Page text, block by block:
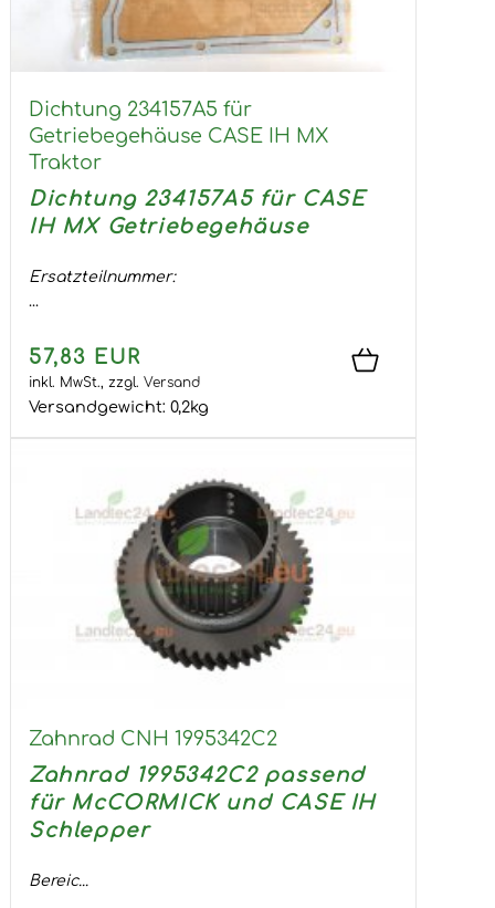
Dichtung 234157A5 für
Getriebegehäuse CASE IH MX
Traktor
Dichtung 234157A5 für CASE
IH MX Getriebegehäuse
Ersatzteilnummer:
...
57,83 EUR
inkl. MwSt., zzgl. Versand
Versandgewicht: 0,2kg
Zahnrad CNH 1995342C2
Zahnrad 1995342C2 passend
für McCORMICK und CASE IH
Schlepper
Bereic...